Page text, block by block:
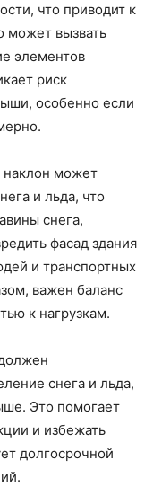
что приводит к
может вызвать
элементов
риск
особенно если
наклон может
и льда, что
снега,
фасад здания
и транспортных
важен баланс
к нагрузкам.
снега и льда,
Это помогает
и избежать
долгосрочной